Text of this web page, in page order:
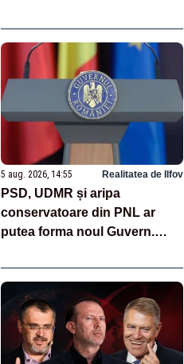
în birocrație și restricții
legislative
5 aug. 2026, 14:55 Realitatea de Ilfov
PSD, UDMR și aripa
conservatoare din PNL ar
putea forma noul Guvern.
Cotroceni săptămâna viitoare
- SURSE